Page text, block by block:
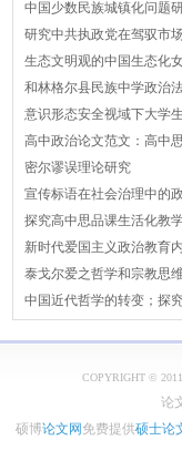
中国少数民族城镇化问题
研究中共执政党在驾驭市
生态文明观的中国生态化
和林格尔县民族中学政治
意识形态安全视域下大学
高中政治论文范文：高中
密尔谬误理论研究
宣传标语在社会治理中的
探究高中思品课生活化教
新时代爱国主义政治教育
泰戈尔爱之哲学和宗教思
中国近代哲学的转变；探
COPYRIGHT ©
论
硕博论文网 免费提供硕士论